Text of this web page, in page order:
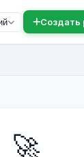
Создать
🚀